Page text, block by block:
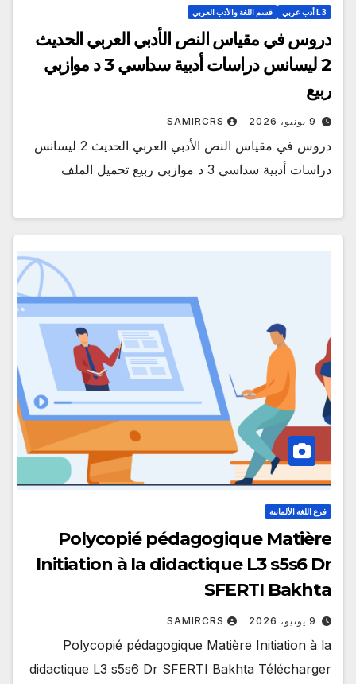
L3 أدب عربي قسم اللغة والأدب العربي
دروس في مقياس النص الأدبي العربي الحديث
2 ليسانس دراسات أدبية سداسي 3 د موازبي
ربيع
9 يونيو، 2026 SAMIRCRS
دروس في مقياس النص الأدبي العربي الحديث 2 ليسانس
دراسات أدبية سداسي 3 د موازبي ربيع تحميل الملف
فرع اللغة الألمانية
Polycopié pédagogique Matière
Initiation à la didactique L3 s5s6 Dr
SFERTI Bakhta
9 يونيو، 2026 SAMIRCRS
Polycopié pédagogique Matière Initiation à la
didactique L3 s5s6 Dr SFERTI Bakhta Télécharger